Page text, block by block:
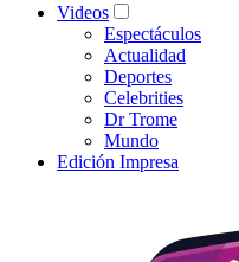
Videos
Espectáculos
Actualidad
Deportes
Celebrities
Dr Trome
Mundo
Edición Impresa